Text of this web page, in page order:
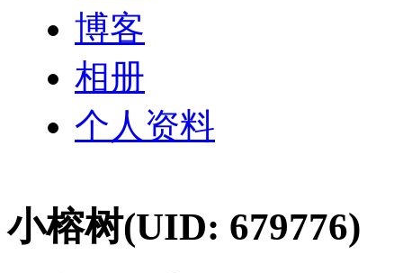
博客
相册
个人资料
小榕树(UID: 679776)